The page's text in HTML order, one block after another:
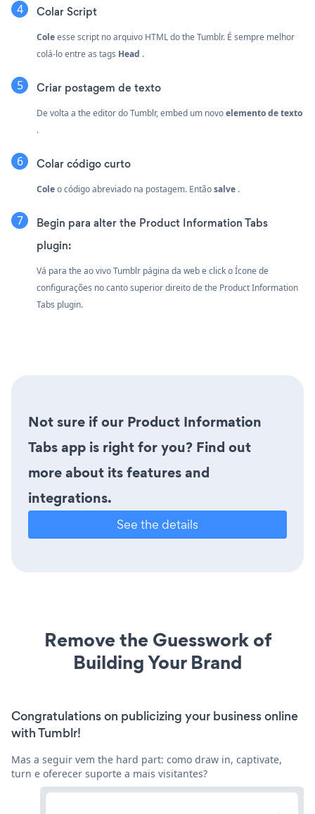
Colar Script
Coleesse script no arquivo HTML do the Tumblr. É sempre melhor
colá-lo entre as tags Head .
Criar postagem de texto
De volta a the editor do Tumblr, embed um novoelemento de texto
.
Colar código curto
Coleo código abreviado na postagem. Entãosalve .
Begin para alter the Product Information Tabs
plugin:
Vá para the ao vivo Tumblr página da web e click o Ícone de
configurações no canto superior direito de the Product Information
Tabs plugin.
Not sure if our Product Information
Tabs app is right for you? Find out
more about its features and
integrations.
See the details
Remove the Guesswork of
Building Your Brand
Congratulations on publicizing your business online
with Tumblr!
Mas a seguir vem the hard part: como draw in, captivate,
turn e oferecer suporte a mais visitantes?